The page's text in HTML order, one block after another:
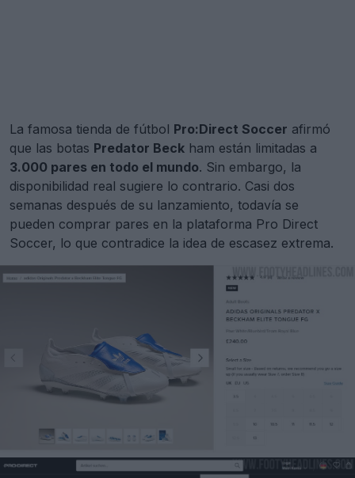
La famosa tienda de fútbol Pro:Direct Soccer afirmó
que las botas Predator Beck ham están limitadas a
3.000 pares en todo el mundo. Sin embargo, la
disponibilidad real sugiere lo contrario. Casi dos
semanas después de su lanzamiento, todavía se
pueden comprar pares en la plataforma Pro Direct
Soccer, lo que contradice la idea de escasez extrema.